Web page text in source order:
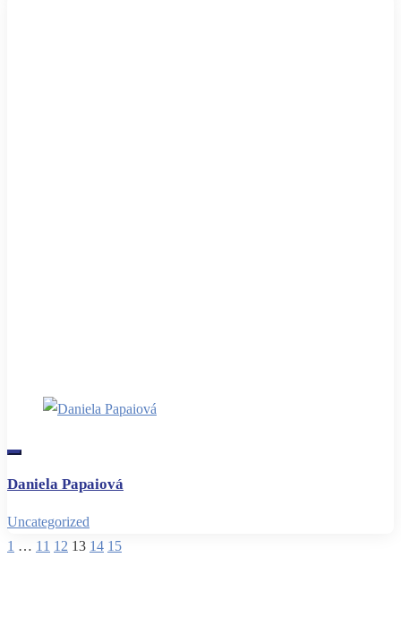
Daniela Papaiová
Uncategorized
1 … 11 12 13 14 15